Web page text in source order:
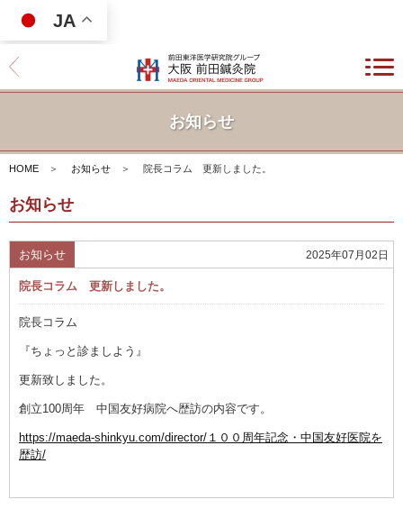
JA
お知らせ
HOME ＞ お知らせ ＞ 院長コラム 更新しました。
お知らせ
お知らせ 2025年07月02日
院長コラム 更新しました。
院長コラム
『ちょっと診ましよう』
更新致しました。
創立100周年 中国友好病院へ歴訪の内容です。
https://maeda-shinkyu.com/director/１００周年記念・中国友好医院を
歴訪/